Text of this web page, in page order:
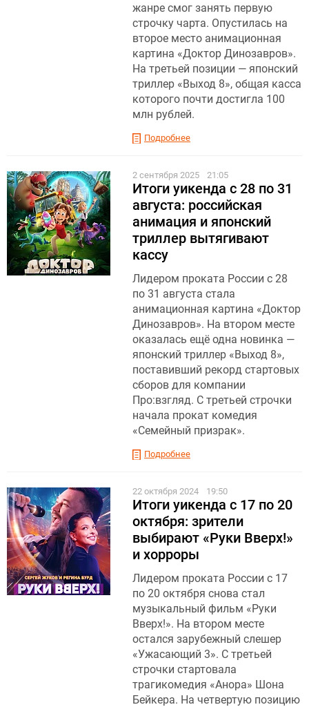
жанре смог занять первую
строчку чарта. Опустилась на
второе место анимационная
картина «Доктор Динозавров».
На третьей позиции — японский
триллер «Выход 8», общая касса
которого почти достигла 100
млн рублей.
Подробнее
2 сентября 2025 21:05
Итоги уикенда с 28 по 31
августа: российская
анимация и японский
триллер вытягивают
кассу
Лидером проката России с 28
по 31 августа стала
анимационная картина «Доктор
Динозавров». На втором месте
оказалась ещё одна новинка —
японский триллер «Выход 8»,
поставивший рекорд стартовых
сборов для компании
Про:взгляд. С третьей строчки
начала прокат комедия
«Семейный призрак».
Подробнее
22 октября 2024 19:50
Итоги уикенда с 17 по 20
октября: зрители
выбирают «Руки Вверх!»
и хорроры
Лидером проката России с 17
по 20 октября снова стал
музыкальный фильм «Руки
Вверх!». На втором месте
остался зарубежный слешер
«Ужасающий 3». С третьей
строчки стартовала
трагикомедия «Анора» Шона
Бейкера. На четвертую позицию